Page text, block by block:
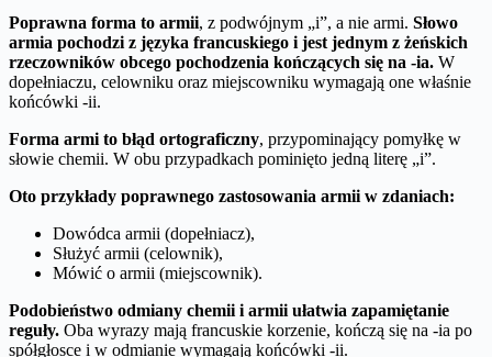
Poprawna forma to armii, z podwójnym „i”, a nie armi. Słowo
armia pochodzi z języka francuskiego i jest jednym z żeńskich
rzeczowników obcego pochodzenia kończących się na -ia. W
dopełniaczu, celowniku oraz miejscowniku wymagają one właśnie
końcówki -ii.
Forma armi to błąd ortograficzny, przypominający pomyłkę w
słowie chemii. W obu przypadkach pominięto jedną literę „i”.
Oto przykłady poprawnego zastosowania armii w zdaniach:
Dowódca armii (dopełniacz),
Służyć armii (celownik),
Mówić o armii (miejscownik).
Podobieństwo odmiany chemii i armii ułatwia zapamiętanie
reguły. Oba wyrazy mają francuskie korzenie, kończą się na -ia po
spółgłosce i w odmianie wymagają końcówki -ii.